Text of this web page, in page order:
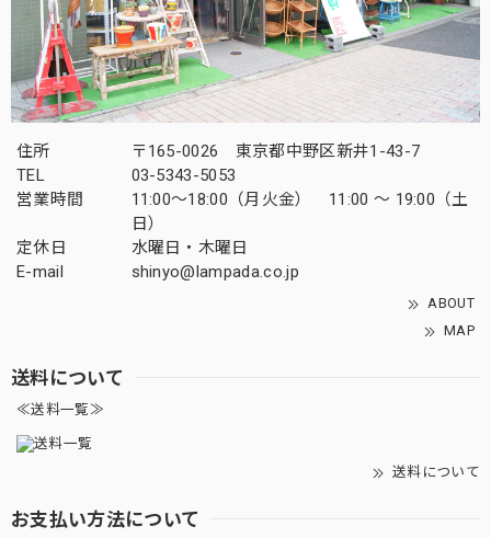
住所
〒165-0026 東京都中野区新井1-43-7
TEL
03-5343-5053
営業時間
11:00～18:00（月火金） 11:00 ～ 19:00（土
日）
定休日
水曜日・木曜日
E-mail
shinyo@lampada.co.jp
ABOUT
MAP
送料について
≪送料一覧≫
送料について
お支払い方法について